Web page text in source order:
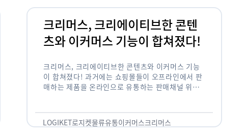
크리머스, 크리에이티브한 콘텐
츠와 이커머스 기능이 합쳐졌다!
크리머스, 크리에이티브한 콘텐츠와 이커머스 기능
이 합쳐졌다! 과거에는 쇼핑몰들이 오프라인에서 판
매하는 제품을 온라인으로 유통하는 판매채널 위주
는 콘텐츠 기반의 …
LOGIKET로지켓물류유통이커머스크리머스